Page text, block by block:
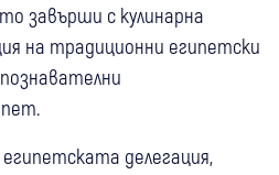
завърши с кулинарна
на традиционни египетски
делегация,